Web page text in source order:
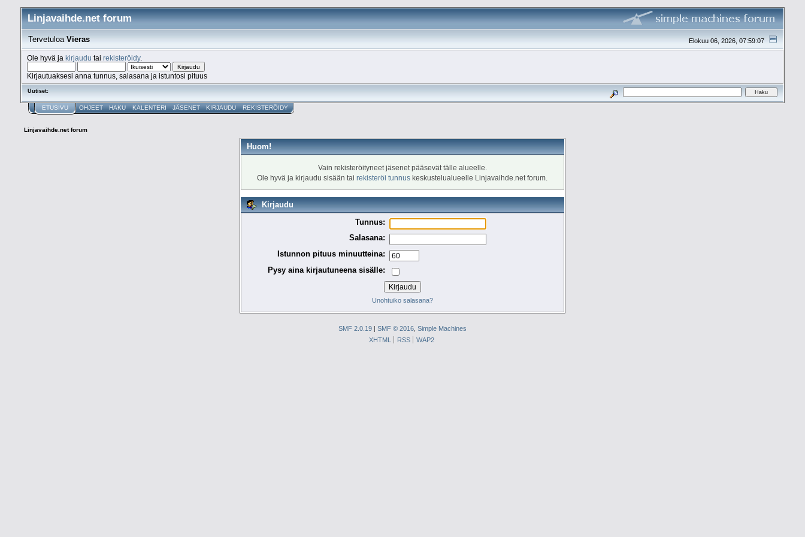
Linjavaihde.net forum
Elokuu 06, 2026, 07:59:07
TervetuloaVieras
Ole hyvä ja kirjaudu tai rekisteröidy.
Kirjautuaksesi anna tunnus, salasana ja istuntosi pituus
Uutiset:
ETUSIVU OHJEET HAKU KALENTERI JÄSENET KIRJAUDU REKISTERÖIDY
Linjavaihde.net forum
Huom!
Vain rekisteröityneet jäsenet pääsevät tälle alueelle.
Ole hyvä ja kirjaudu sisään tairekisteröi tunnus keskustelualueelle Linjavaihde.net forum.
Kirjaudu
Tunnus:
Salasana:
Istunnon pituus minuutteina:
Pysy aina kirjautuneena sisälle:
Unohtuiko salasana?
SMF 2.0.19| SMF © 2016, Simple Machines
XHTML
RSS WAP2